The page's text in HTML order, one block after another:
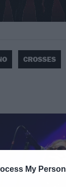
My
Moreno
επίσης
Shaun Lopez
To
CROSSES